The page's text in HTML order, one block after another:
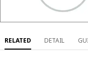
RELATED DETAIL